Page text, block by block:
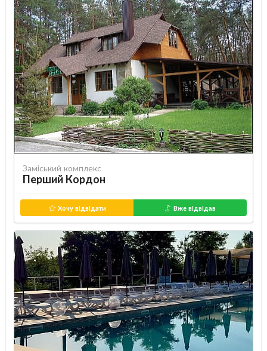
Заміський комплекс
Перший Кордон
Хочу відвідати Вже відвідав